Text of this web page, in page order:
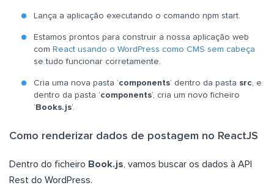
Lança a aplicação executando o comando npm start.
Estamos prontos para construir a nossa aplicação web
com React usando o WordPress como CMS sem cabeça
se tudo funcionar corretamente.
Cria uma nova pasta ‘components‘ dentro da pasta src , e
dentro da pasta ‘components‘, cria um novo ficheiro
‘Books.js‘.
Como renderizar dados de postagem no ReactJS
Dentro do ficheiro Book.js , vamos buscar os dados à API
Rest do WordPress.